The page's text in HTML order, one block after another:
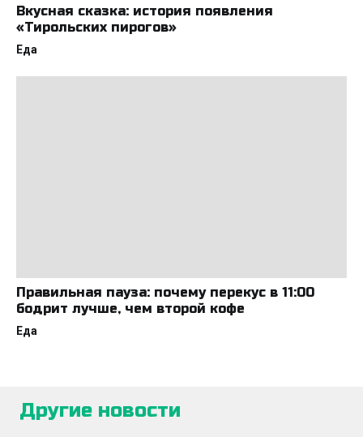
Вкусная сказка: история появления
«Тирольских пирогов»
Еда
Правильная пауза: почему перекус в 11:00
бодрит лучше, чем второй кофе
Еда
Другие новости